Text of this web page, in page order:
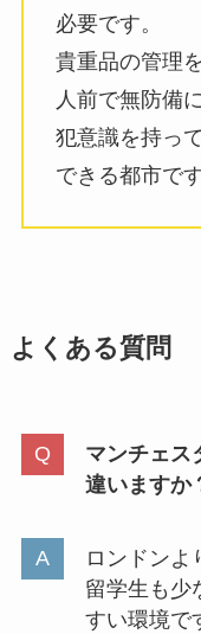
必要です。
貴重品の管理
人前で無防備
犯意識を持っ
できる都市です
よくある質問
マンチェス
違いますか
ロンドンよ
留学生も少
すい環境で